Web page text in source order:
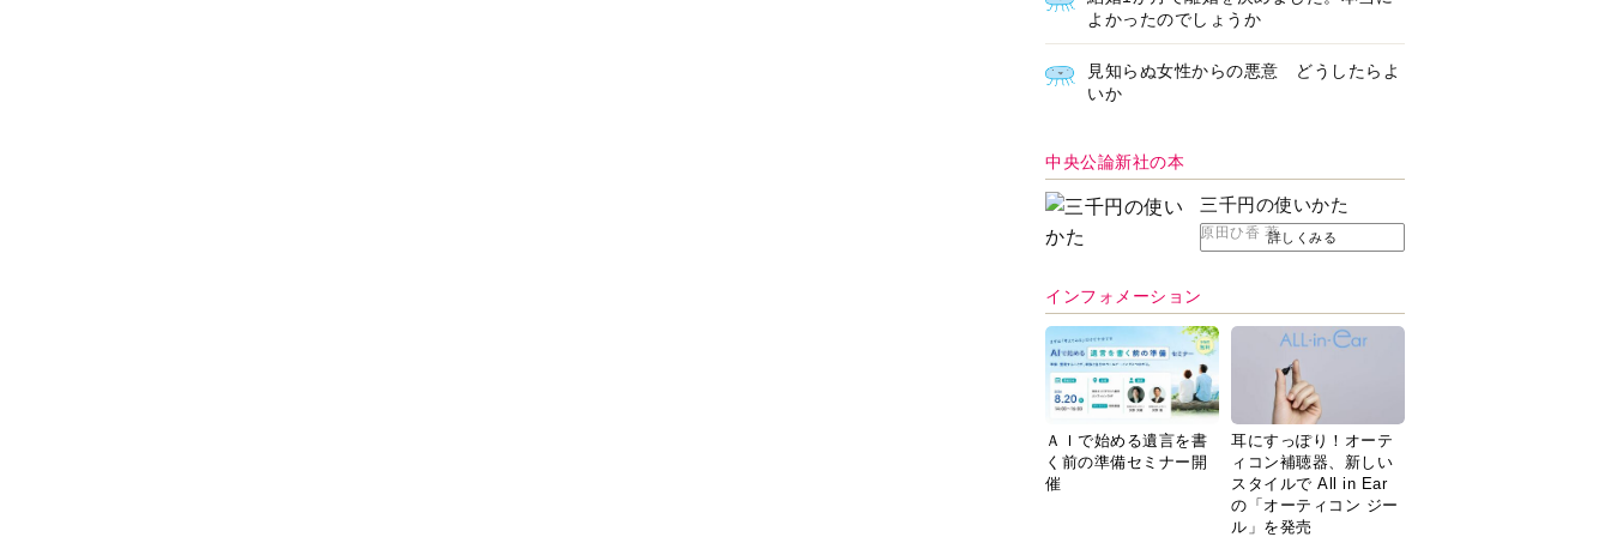
よかったのでしょうか
見知らぬ女性からの悪意 どうしたらよ
いか
中央公論新社の本
三千円の使いかた
原田ひ香 著詳しくみる
インフォメーション
ＡＩで始める遺言を書
く前の準備セミナー開
催
耳にすっぽり！オーテ
ィコン補聴器、新しい
スタイルで All in Ear
の「オーティコン ジー
ル」を発売